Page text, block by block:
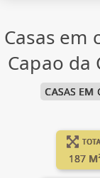
Casas em
Capao da
CASAS EM
187